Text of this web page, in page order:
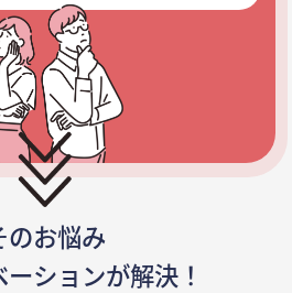
のお悩み
ションが解決！